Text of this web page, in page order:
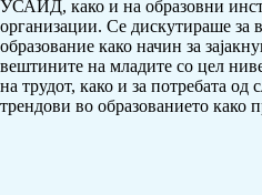
УСАИД, како и на образовни
организации. Се дискутираше за
образование како начин за
вештините на младите со цел
на трудот, како и за потребата од
трендови во образованието како